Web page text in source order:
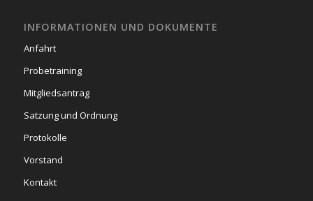
INFORMATIONEN UND DOKUMENTE
Anfahrt
Probetraining
Mitgliedsantrag
Satzung und Ordnung
Protokolle
Vorstand
Kontakt